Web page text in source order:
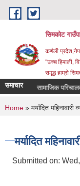
Skip to main content
सिमकोट
कर्णली
"उच्च हिमाली,
समृद्ध हाम्रो
समाचार
You are
Home » मर्यादित
मर्यादित
Submitted on: